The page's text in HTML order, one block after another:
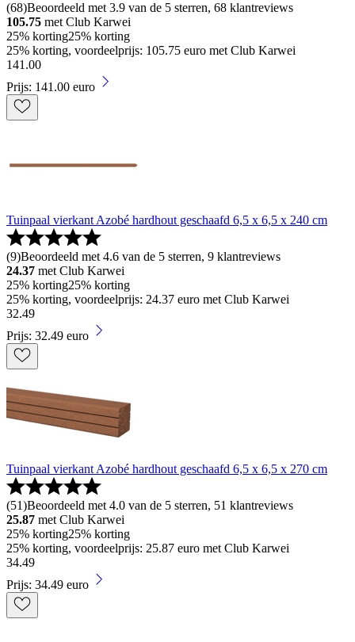
(68)Beoordeeld met 3.9 van de 5 sterren, 68 klantreviews
105.75 met Club Karwei
25% korting25% korting
25% korting, voordeelprijs: 105.75 euro met Club Karwei
141.00
Prijs: 141.00 euro
Tuinpaal vierkant Azobé hardhout geschaafd 6,5 x 6,5 x 240 cm
(9)Beoordeeld met 4.6 van de 5 sterren, 9 klantreviews
24.37 met Club Karwei
25% korting25% korting
25% korting, voordeelprijs: 24.37 euro met Club Karwei
32.49
Prijs: 32.49 euro
Tuinpaal vierkant Azobé hardhout geschaafd 6,5 x 6,5 x 270 cm
(51)Beoordeeld met 4.0 van de 5 sterren, 51 klantreviews
25.87 met Club Karwei
25% korting25% korting
25% korting, voordeelprijs: 25.87 euro met Club Karwei
34.49
Prijs: 34.49 euro